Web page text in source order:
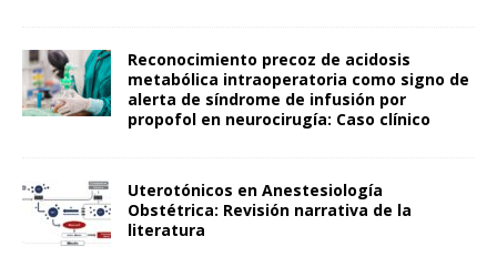
Reconocimiento precoz de acidosis
metabólica intraoperatoria como signo de
alerta de síndrome de infusión por
propofol en neurocirugía: Caso clínico
Uterotónicos en Anestesiología
Obstétrica: Revisión narrativa de la
literatura